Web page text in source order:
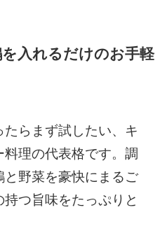
入れるだけのお手軽
らまず試したい、キ
理の代表格です。調
野菜を豪快にまるご
つ旨味をたっぷりと